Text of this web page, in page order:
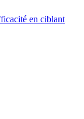
en ciblant